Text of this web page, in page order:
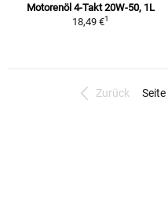
Motorenöl 4-Takt 20W-50, 1L
18,49 €1
Zurück